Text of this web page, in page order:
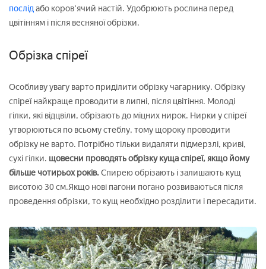
послідабо коров'ячий настій. Удобрюють рослина перед
цвітінням і після весняної обрізки.
Обрізка спіреї
Особливу увагу варто приділити обрізку чагарнику. Обрізку
спіреї найкраще проводити в липні, після цвітіння. Молоді
гілки, які відцвіли, обрізають до міцних нирок. Нирки у спіреї
утворюються по всьому стеблу, тому щороку проводити
обрізку не варто. Потрібно тільки видаляти підмерзлі, криві,
сухі гілки. щовесни проводять обрізку куща спіреї, якщо йому
більше чотирьох років.Спирею обрізають і залишають кущ
висотою 30 см.Якщо нові пагони погано розвиваються після
проведення обрізки, то кущ необхідно розділити і пересадити.